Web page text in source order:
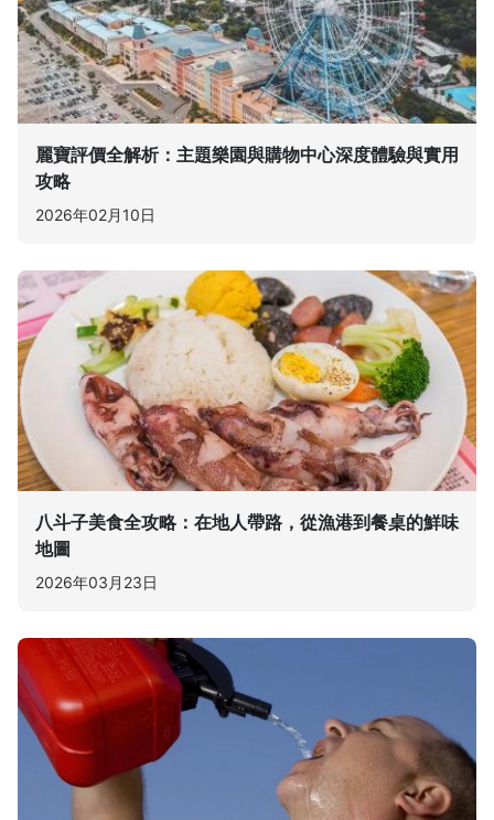
麗寶評價全解析：主題樂園與購物中心深度體驗與實用
攻略
2026年02月10日
八斗子美食全攻略：在地人帶路，從漁港到餐桌的鮮味
地圖
2026年03月23日